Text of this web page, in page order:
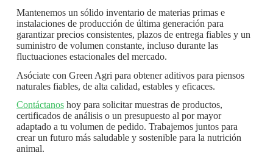
Mantenemos un sólido inventario de materias primas e
instalaciones de producción de última generación para
garantizar precios consistentes, plazos de entrega fiables y un
suministro de volumen constante, incluso durante las
fluctuaciones estacionales del mercado.
Asóciate con Green Agri para obtener aditivos para piensos
naturales fiables, de alta calidad, estables y eficaces.
Contáctanoshoy para solicitar muestras de productos,
certificados de análisis o un presupuesto al por mayor
adaptado a tu volumen de pedido. Trabajemos juntos para
crear un futuro más saludable y sostenible para la nutrición
animal.